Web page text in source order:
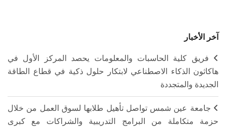
آخر الأخبار
فريق كلية الحاسبات والمعلومات يحصد المركز الأول في
هاكاثون الذكاء الاصطناعي لابتكار حلول ذكية في قطاع الطاقة
الجديدة والمتجددة
جامعة عين شمس تواصل تأهيل طلابها لسوق العمل من خلال
حزمة متكاملة من البرامج التدريبية والشراكات مع كبرى